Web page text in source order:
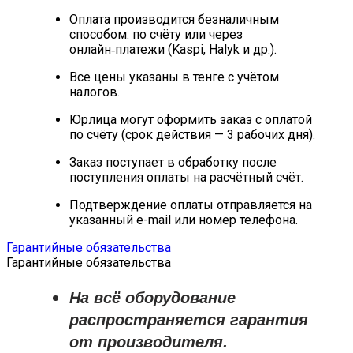
Оплата производится безналичным
способом: по счёту или через
онлайн‑платежи (Kaspi, Halyk и др.).
Все цены указаны в тенге с учётом
налогов.
Юрлица могут оформить заказ с оплатой
по счёту (срок действия — 3 рабочих дня).
Заказ поступает в обработку после
поступления оплаты на расчётный счёт.
Подтверждение оплаты отправляется на
указанный e-mail или номер телефона.
Гарантийные обязательства
Гарантийные обязательства
На всё оборудование
распространяется гарантия
от производителя.